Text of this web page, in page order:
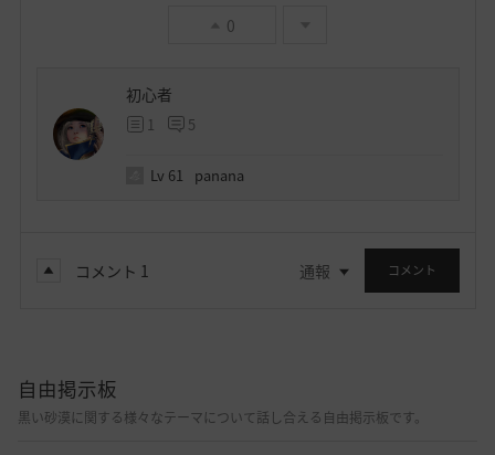
0
初心者
1 5
Lv 61 panana
コメント 1 通報 コメント
自由掲示板
黒い砂漠に関する様々なテーマについて話し合える自由掲示板です。